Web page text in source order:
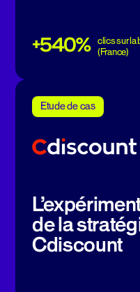
+540% clics sur la
(France)
Etude de cas
de la
Cdiscount